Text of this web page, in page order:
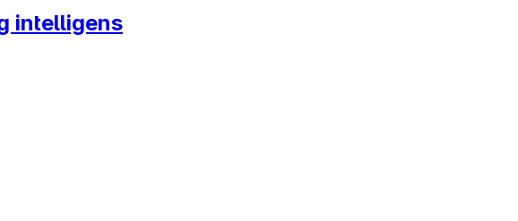
intelligens